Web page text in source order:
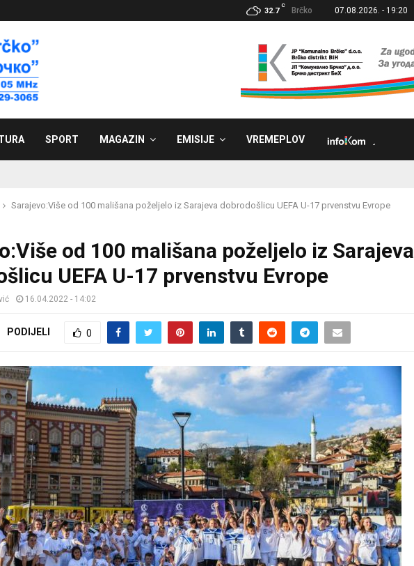
32.7
C
Brčko 07.08.2026. - 19:20
SPORT MAGAZIN EMISIJE VREMEPLOV
Sarajevo:Više od 100 mališana poželjelo iz Sarajeva dobrodošlicu UEFA U-17 prvenstvu Evrope
od 100 mališana poželjelo iz Sarajeva
UEFA U-17 prvenstvu Evrope
16.04.2022 - 14:02
PODIJELI 0